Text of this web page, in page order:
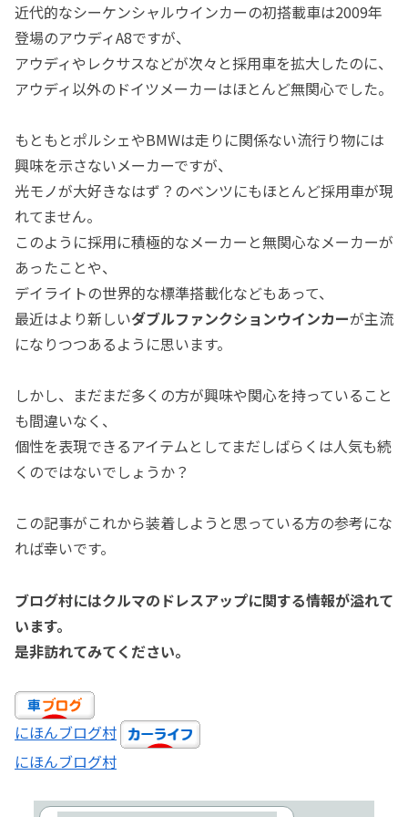
近代的なシーケンシャルウインカーの初搭載車は2009年
登場のアウディA8ですが、
アウディやレクサスなどが次々と採用車を拡大したのに、
アウディ以外のドイツメーカーはほとんど無関心でした。
もともとポルシェやBMWは走りに関係ない流行り物には
興味を示さないメーカーですが、
光モノが大好きなはず？のベンツにもほとんど採用車が現
れてません。
このように採用に積極的なメーカーと無関心なメーカーが
あったことや、
デイライトの世界的な標準搭載化などもあって、
最近はより新しいダブルファンクションウインカーが主流
になりつつあるように思います。
しかし、まだまだ多くの方が興味や関心を持っていること
も間違いなく、
個性を表現できるアイテムとしてまだしばらくは人気も続
くのではないでしょうか？
この記事がこれから装着しようと思っている方の参考にな
れば幸いです。
ブログ村にはクルマのドレスアップに関する情報が溢れて
います。
是非訪れてみてください。
にほんブログ村
にほんブログ村